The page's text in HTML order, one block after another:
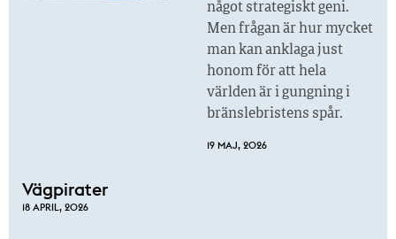
något strategiskt geni.
Men frågan är hur mycket
man kan anklaga just
honom för att hela
världen är i gungning i
bränslebristens spår.
19 MAJ, 2026
Vägpirater
18 APRIL, 2026